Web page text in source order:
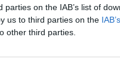
on the IAB’s list of
us to third parties on the
other third parties.